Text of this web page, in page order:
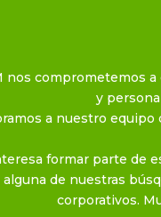
nos comprometemos
y
a nuestro equipo
formar parte de
alguna de nuestras
corporativos.